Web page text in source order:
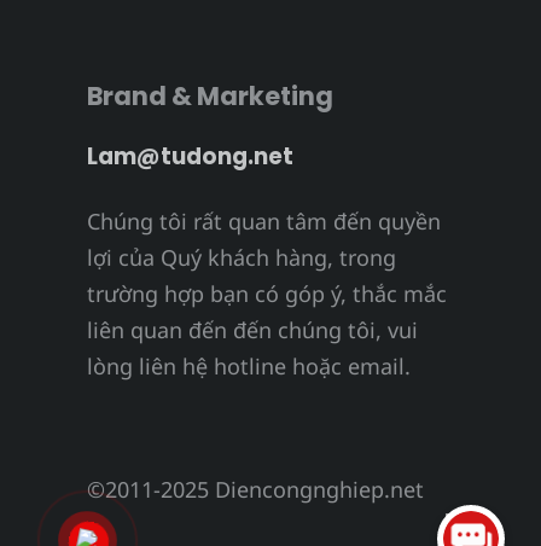
Brand & Marketing
Lam@tudong.net
Chúng tôi rất quan tâm đến quyền
lợi của Quý khách hàng, trong
trường hợp bạn có góp ý, thắc mắc
liên quan đến đến chúng tôi, vui
lòng liên hệ hotline hoặc email.
©2011-2025 Diencongnghiep.net